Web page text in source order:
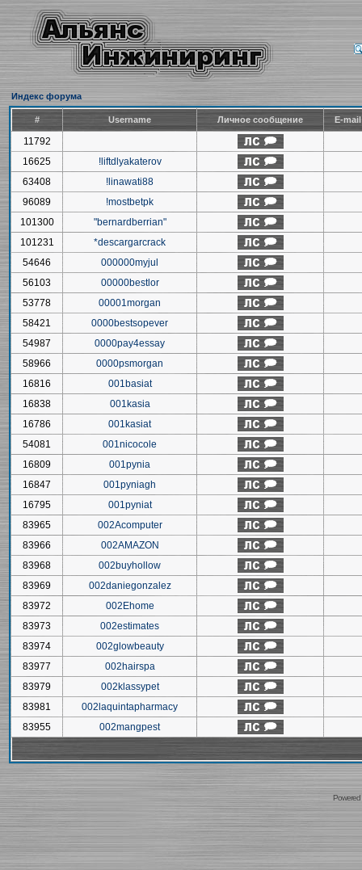
Индекс форума
# Username Личное сообщение E-
11792
16625
!liftdlyakaterov
63408
!linawati88
96089
!mostbetpk
101300
"bernardberrian"
101231
*descargarcrack
54646
000000myjul
56103
00000bestlor
53778
00001morgan
58421
0000bestsopever
54987
0000pay4essay
58966
0000psmorgan
16816
001basiat
16838
001kasia
16786
001kasiat
54081
001nicocole
16809
001pynia
16847
001pyniagh
16795
001pyniat
83965
002Acomputer
83966
002AMAZON
83968
002buyhollow
83969
002daniegonzalez
83972
002Ehome
83973
002estimates
83974
002glowbeauty
83977
002hairspa
83979
002klassypet
83981
002laquintapharmacy
83955
002mangpest